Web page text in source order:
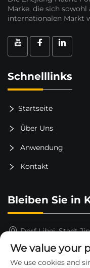
Marke, die sich
internationalen Markt
Schnelllinks
Startseite
Über Uns
Anwendung
Kontakt
Bleiben Sie in
Dorf Libei, Stadt
15325652000
We value your
We use cookies and